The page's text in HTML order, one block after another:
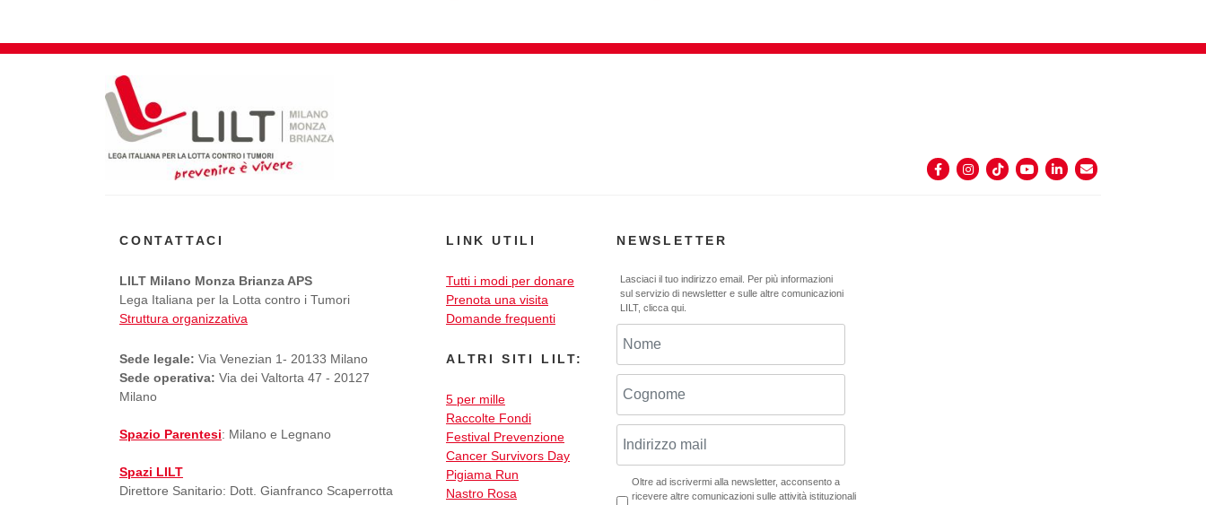
CONTATTACI
LILT Milano Monza Brianza APS
Lega Italiana per la Lotta contro i Tumori
Struttura organizzativa
Sede legale: Via Venezian 1- 20133 Milano
Sede operativa: Via dei Valtorta 47 - 20127
Milano
Spazio Parentesi: Milano e Legnano
Spazi LILT
Direttore Sanitario: Dott. Gianfranco Scaperrotta
LINK UTILI
Tutti i modi per donare
Prenota una visita
Domande frequenti
ALTRI SITI LILT:
5 per mille
Raccolte Fondi
Festival Prevenzione
Cancer Survivors Day
Pigiama Run
Nastro Rosa
NEWSLETTER
Lasciaci il tuo indirizzo email. Per più informazioni
sul servizio di newsletter e sulle altre comunicazioni
LILT, clicca qui
Oltre ad iscrivermi alla newsletter, acconsento a
ricevere altre comunicazioni sulle attività istituzionali